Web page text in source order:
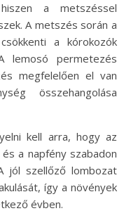
a metszéssel
A metszés során a
a kórokozók
lemosó permetezés
megfelelően el van
összehangolása
kell arra, hogy az
a napfény szabadon
jól szellőző lombozat
így a növények
évben.